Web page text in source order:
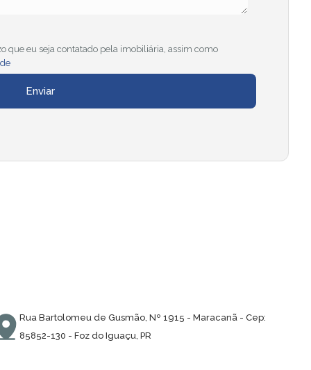
que eu seja contatado pela imobiliária, assim como
Rua Bartolomeu de Gusmão, Nº 1915 - Maracanã - Cep:
85852-130 - Foz do Iguaçu, PR